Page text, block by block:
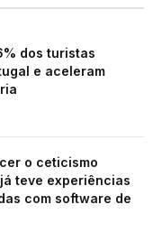
dos turistas
e aceleram
o ceticismo
teve experiências
com software de